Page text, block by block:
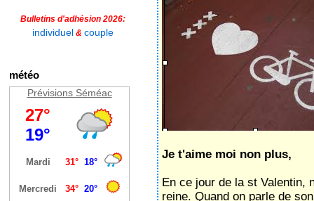
Bulletins d'adhésion 2026:
individuel & couple
météo
Prévisions Séméac
Je t'aime moi non plus,
En ce jour de la st Valentin,
reine. Quand on parle de